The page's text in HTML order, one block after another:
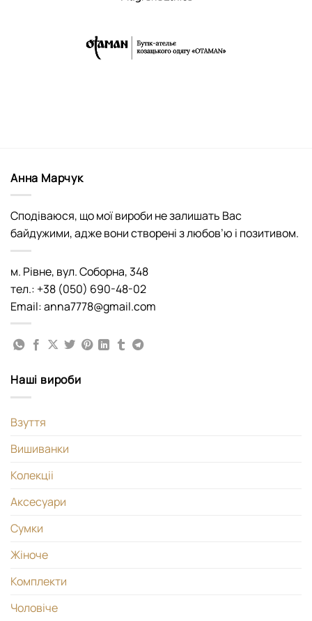
Анна Марчук
Сподіваюся, що мої вироби не залишать Вас
байдужими, адже вони створені з любов’ю і позитивом.
м. Рівне, вул. Соборна, 348
тел.: +38 (050) 690-48-02
Email: anna7778@gmail.com
Наші вироби
Взуття
Вишиванки
Колекціі
Аксесуари
Сумки
Жіноче
Комплекти
Чоловіче